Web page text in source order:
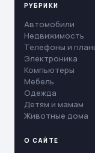
РУБРИКИ
Автомобили
Недвижимость
Телефоны и
Электроника
Компьютеры
Мебель
Одежда
Детям и мамам
Животные дома
О САЙТЕ